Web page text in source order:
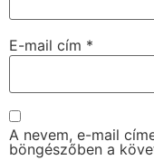
E-mail cím *
A nevem, e-mail
böngészőben a